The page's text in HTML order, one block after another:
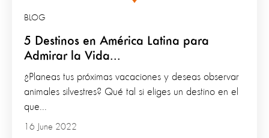
5 Destinos en América Latina para
Admirar la Vida...
BLOG
16 June 2022
¿Planeas tus próximas vacaciones y deseas observar
animales silvestres? Qué tal si eliges un destino en el
que...